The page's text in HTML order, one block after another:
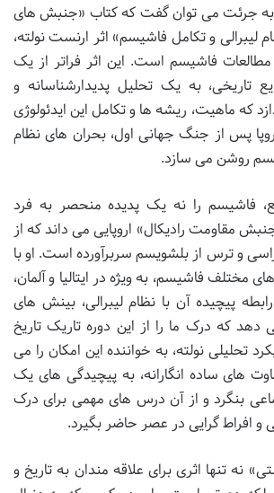
به جرئت می توان گفت که کتاب «جنبش های
لیبرالی و تکامل فاشیسم» اثر ارنست نولته،
فاشیسم است. این اثر فراتر از یک
تاریخی، به یک تحلیل پدیدارشناسانه و
که ماهیت، ریشه ها و تکامل این ایدئولوژی
پس از جنگ جهانی اول، بحران های نظام
روشن می سازد.
فاشیسم را نه یک پدیده منحصر به فرد
مقاومت رادیکال» اروپایی می داند که از
و ترس از بلشویسم سربرآورده است. او با
مختلف فاشیسم، به ویژه در ایتالیا و آلمان،
پیچیده آن با نظام لیبرالی، بینش های
دهد که درک ما را از این دوره تاریک تاریخ
تحلیلی نولته، به خواننده این امکان را می
های ساده انگارانه، به پیچیدگی های یک
بنگرد و از آن درس های مهمی برای درک
افراط گرایی در عصر حاضر بگیرد.
نه تنها اثری برای علاقه مندان به تاریخ و